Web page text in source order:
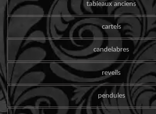
tableaux anciens
cartels
candelabres
reveils
pendules